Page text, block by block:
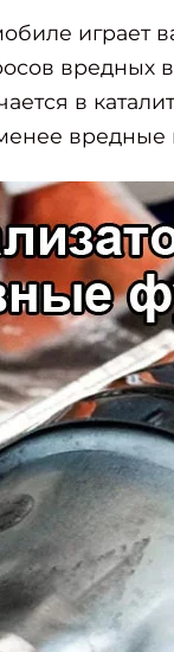
вредных
в
вредные